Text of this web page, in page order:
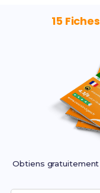
15
Obtiens